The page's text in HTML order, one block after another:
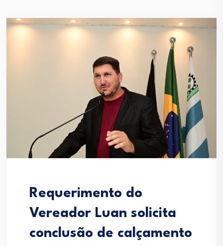
Requerimento do
Vereador Luan solicita
conclusão de calçamento